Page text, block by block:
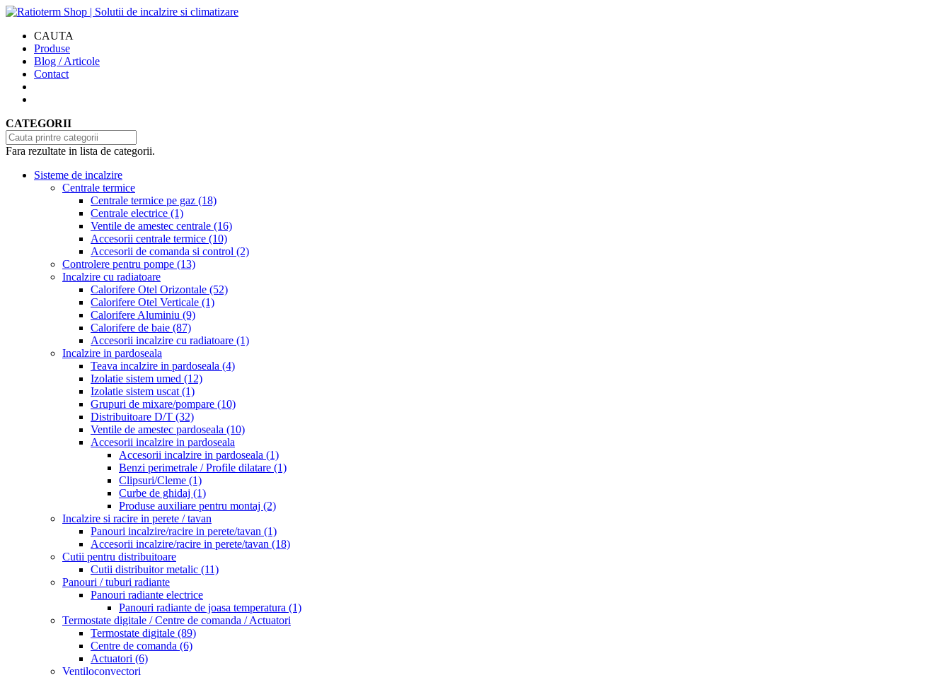
CAUTA
Produse
Blog / Articole
Contact
CATEGORII
Fara rezultate in lista de categorii.
Sisteme de incalzire
Centrale termice
Centrale termice pe gaz (18)
Centrale electrice (1)
Ventile de amestec centrale (16)
Accesorii centrale termice (10)
Accesorii de comanda si control (2)
Controlere pentru pompe (13)
Incalzire cu radiatoare
Calorifere Otel Orizontale (52)
Calorifere Otel Verticale (1)
Calorifere Aluminiu (9)
Calorifere de baie (87)
Accesorii incalzire cu radiatoare (1)
Incalzire in pardoseala
Teava incalzire in pardoseala (4)
Izolatie sistem umed (12)
Izolatie sistem uscat (1)
Grupuri de mixare/pompare (10)
Distribuitoare D/T (32)
Ventile de amestec pardoseala (10)
Accesorii incalzire in pardoseala
Accesorii incalzire in pardoseala (1)
Benzi perimetrale / Profile dilatare (1)
Clipsuri/Cleme (1)
Curbe de ghidaj (1)
Produse auxiliare pentru montaj (2)
Incalzire si racire in perete / tavan
Panouri incalzire/racire in perete/tavan (1)
Accesorii incalzire/racire in perete/tavan (18)
Cutii pentru distribuitoare
Cutii distribuitor metalic (11)
Panouri / tuburi radiante
Panouri radiante electrice
Panouri radiante de joasa temperatura (1)
Termostate digitale / Centre de comanda / Actuatori
Termostate digitale (89)
Centre de comanda (6)
Actuatori (6)
Ventiloconvectori